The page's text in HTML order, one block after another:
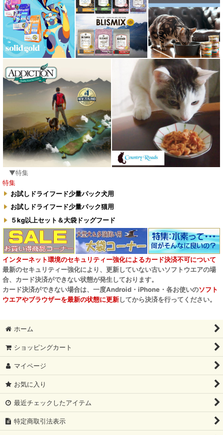
▼特集
特集
お試しドライフード少量パック犬用
お試しドライフード少量パック猫用
５kg以上セット＆大袋ドッグフード
インターネット環境のセキュリティー強化によるカード決済不可について
最新のセキュリティー強化により、更新していない古いソフトウエアの場
合、カード決済ができない状態が発生しております。
カード決済ができない場合は、一度Android・iPhone・各お使いのソフト
ウエアやブラウザーを最新の状態に更新してから決済を行ってください。
ホーム
ショッピングカート
マイページ
お気に入り
最近チェックしたアイテム
特定商取引法表示